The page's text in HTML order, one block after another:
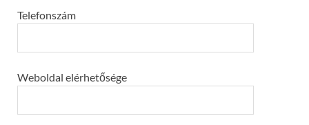
Telefonszám
Weboldal elérhetősége